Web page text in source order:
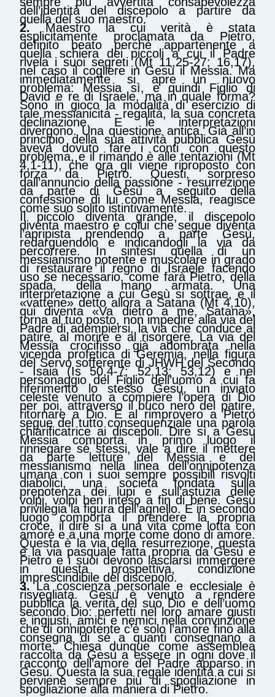
dell’identità del discepolo a partire da
quella del suo maestro.
2.Maestro la cui verità è stata
esplicitamente proclamata da Pietro,
definito beato perché appartenente a
quella schiera dei piccoli a cui il Padre
rivela i suoi segreti (Mt 11,25-27; 16,17),
nel caso il cogliere in Gesù il Messia. Ma
immediatamente si apre un nuovo
problema: Messia sì, e quindi Figlio di
David e re di Israele, ma in quale forma?
Sono in gioco la modalità di esercizio di
tale messianicità - regalità, la sua concreta
declinazione. E le interpretazioni
divergono. Una questione antica. Già all’in
principio della sua attività pubblica Gesù
aveva dovuto fare i conti con questo
problema, e il rimando è alle tentazioni (Mt
4,1-11), che ora gli viene riproposto con
forza da Pietro. Questi, sorpreso
dall’annuncio della passione - resurrezione
da parte di Gesù a seguito della
confessione di lui come Messia, reagisce
come suo solito istintivamente.
Il piccolo diventa grande, il discepolo
diventa maestro e colui che segue diventa
l’apripista prendendo a parte Gesù,
redarguendolo e indicandogli la via da
percorrere. In sintesi quella di un
messianismo potente e muscolare in grado
di restaurare il regno di Israele facendo
uso se necessario, come farà Pietro, della
spada, della mano armata. Una
interpretazione a cui Gesù si sottrae, e il
«vattene» detto allora a Satana (Mt 4,10),
qui diventa «Va dietro a me, Satana»,
torna al tuo posto, non impedire alla via del
Padre di adempiersi, la via che conduce al
patire, al morire e al risorgere. La via del
Messia crocifisso già adombrata nella
vicenda profetica di Geremia, nella figura
del Servo sofferente di JHWH del Secondo
- Isaia (Is 50,4-7; 52,13; 53,12) e nel
personaggio del Figlio dell’uomo a cui fa
riferimento lo stesso Gesù, un inviato
celeste venuto a compiere l’opera di Dio
per poi, attraverso il buco nero del patire,
ritornare a Dio. E al rimprovero a Pietro
segue del tutto consequenziale una parola
chiarificatrice ai discepoli. Dire sì a Gesù
Messia comporta in primo luogo il
rinnegare sé stessi, vale a dire il mettere
da parte letture del Messia e del
messianismo nella linea dell’onnipotenza
umana con i suoi sempre possibili risvolti
diabolici, una società fondata sulla
prepotenza dei lupi e sull’astuzia delle
volpi, volpi ben inteso a fin di bene. Gesù
privilegia la figura dell’agnello. E in secondo
luogo comporta il prendere la propria
croce, il dire sì a una vita come lotta con
amore e a una morte come dono di amore.
Questa è la via della resurrezione, questa
è la via pasquale fatta propria da Gesù e
Pietro e i suoi devono lasciarsi immergere
in questa prospettiva, condizione
imprescindibile del discepolo.
3.La coscienza personale e ecclesiale è
risvegliata. Gesù è venuto a rendere
pubblica la verità del suo Dio e dell’uomo
secondo Dio: perfetti nel loro amare giusti
e ingiusti, amici e nemici nella convinzione
che di onnipotente c’è solo l’amore fino alla
consegna di sé a quanti consegnano a
morte. Chiesa dunque come assemblea
raccolta da Gesù a essere in ogni dove il
racconto dell’amore del Padre apparso in
Gesù. Questa la sua regale identità a cui si
perviene sempre più di spogliazione in
spogliazione alla maniera di Pietro.